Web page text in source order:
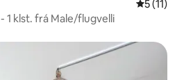
5 af 5 í
5 (11)
1 klst. frá Male/flugvelli